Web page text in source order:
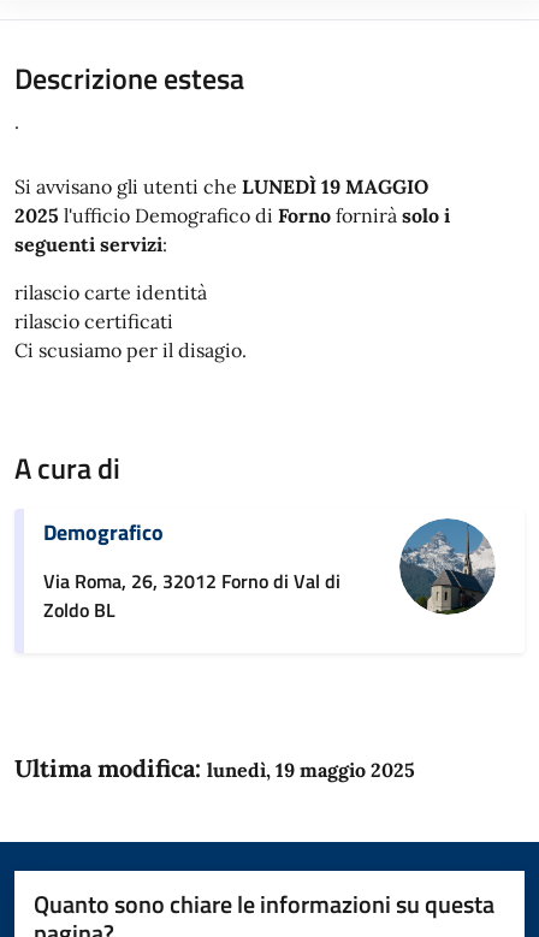
Descrizione estesa
.
Si avvisano gli utenti che LUNEDÌ 19 MAGGIO
2025 l'ufficio Demografico di Forno fornirà solo i
seguenti servizi:
rilascio carte identità
rilascio certificati
Ci scusiamo per il disagio.
A cura di
Demografico
Via Roma, 26, 32012 Forno di Val di
Zoldo BL
Ultima modifica: lunedì, 19 maggio 2025
Quanto sono chiare le informazioni su questa